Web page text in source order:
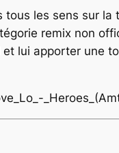
tous les sens sur
remix non
lui apporter une